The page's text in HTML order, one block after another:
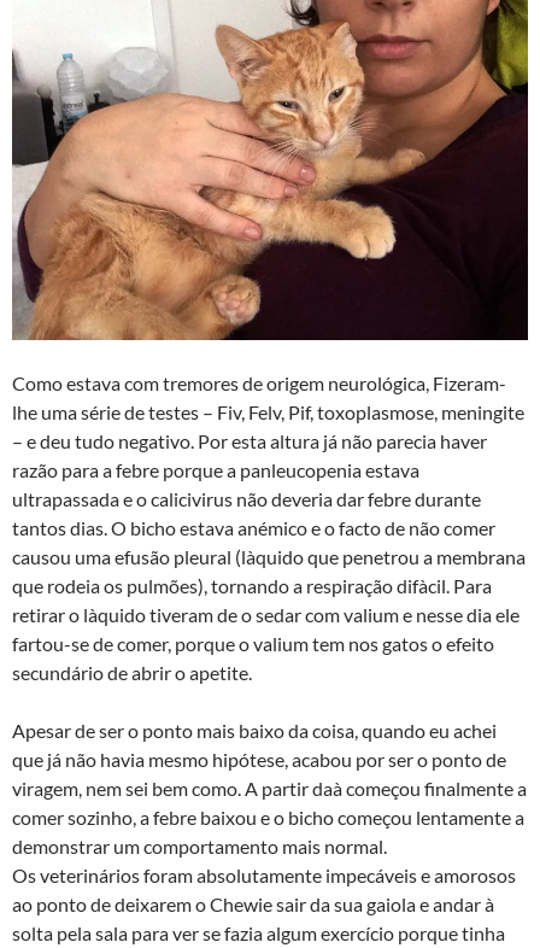
Como estava com tremores de origem neurológica, Fizeram-
lhe uma série de testes – Fiv, Felv, Pif, toxoplasmose, meningite
– e deu tudo negativo. Por esta altura já não parecia haver
razão para a febre porque a panleucopenia estava
ultrapassada e o calicivirus não deveria dar febre durante
tantos dias. O bicho estava anémico e o facto de não comer
causou uma efusão pleural (là­quido que penetrou a membrana
que rodeia os pulmões), tornando a respiração difà­cil. Para
retirar o là­quido tiveram de o sedar com valium e nesse dia ele
fartou-se de comer, porque o valium tem nos gatos o efeito
secundário de abrir o apetite.
Apesar de ser o ponto mais baixo da coisa, quando eu achei
que já não havia mesmo hipótese, acabou por ser o ponto de
viragem, nem sei bem como. A partir daà­ começou finalmente a
comer sozinho, a febre baixou e o bicho começou lentamente a
demonstrar um comportamento mais normal.
Os veterinários foram absolutamente impecáveis e amorosos
ao ponto de deixarem o Chewie sair da sua gaiola e andar à
solta pela sala para ver se fazia algum exercí­cio porque tinha